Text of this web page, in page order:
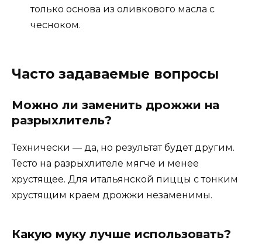
только основа из оливкового масла с
чесноком.
Часто задаваемые вопросы
Можно ли заменить дрожжи на
разрыхлитель?
Технически — да, но результат будет другим.
Тесто на разрыхлителе мягче и менее
хрустящее. Для итальянской пиццы с тонким
хрустящим краем дрожжи незаменимы.
Какую муку лучше использовать?